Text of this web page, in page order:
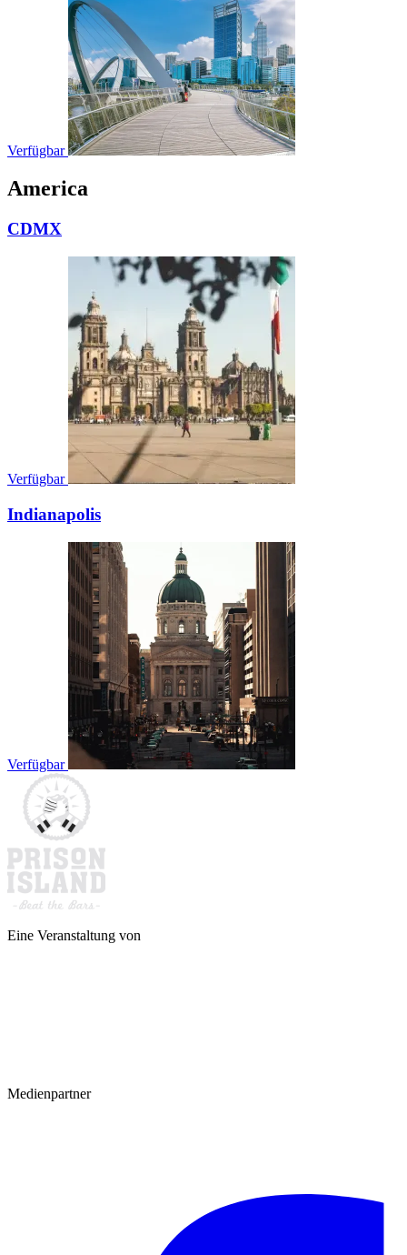
Verfügbar
America
CDMX
Verfügbar
Indianapolis
Verfügbar
Eine Veranstaltung von
Medienpartner